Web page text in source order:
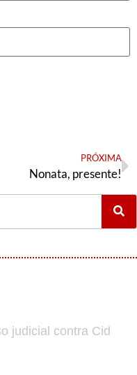
PRÓXIMA
Nonata, presente!
judicial contra Cid